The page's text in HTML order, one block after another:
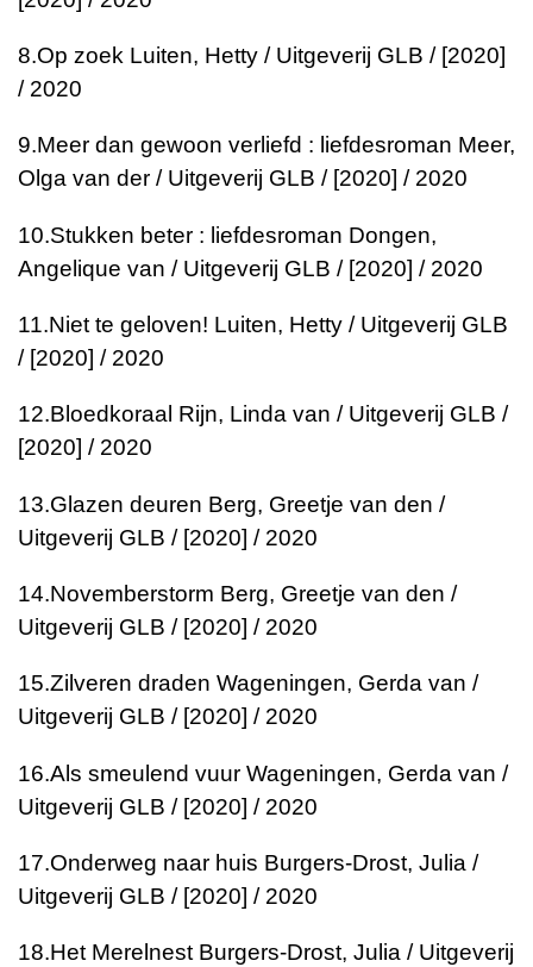
8.Op zoek Luiten, Hetty / Uitgeverij GLB / [2020]
/ 2020
9.Meer dan gewoon verliefd : liefdesroman Meer,
Olga van der / Uitgeverij GLB / [2020] / 2020
10.Stukken beter : liefdesroman Dongen,
Angelique van / Uitgeverij GLB / [2020] / 2020
11.Niet te geloven! Luiten, Hetty / Uitgeverij GLB
/ [2020] / 2020
12.Bloedkoraal Rijn, Linda van / Uitgeverij GLB /
[2020] / 2020
13.Glazen deuren Berg, Greetje van den /
Uitgeverij GLB / [2020] / 2020
14.Novemberstorm Berg, Greetje van den /
Uitgeverij GLB / [2020] / 2020
15.Zilveren draden Wageningen, Gerda van /
Uitgeverij GLB / [2020] / 2020
16.Als smeulend vuur Wageningen, Gerda van /
Uitgeverij GLB / [2020] / 2020
17.Onderweg naar huis Burgers-Drost, Julia /
Uitgeverij GLB / [2020] / 2020
18.Het Merelnest Burgers-Drost, Julia / Uitgeverij